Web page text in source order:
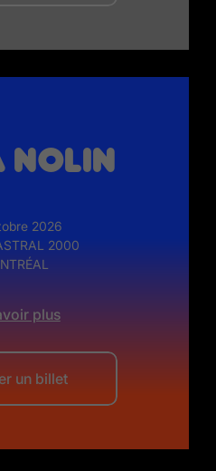
Nolin
2026
2000
plus
un billet